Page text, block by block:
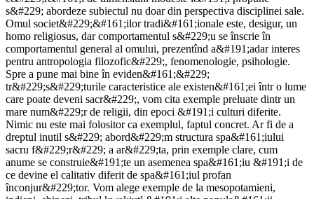
s&#229; abordeze subiectul nu doar din perspectiva disciplinei sale.
Omul societ&#229;&#161;ilor tradi&#161;ionale este, desigur, un
homo religiosus, dar comportamentul s&#229;u se înscrie în
comportamentul general al omului, prezentînd a&#191;adar interes
pentru antropologia filozofic&#229;, fenomenologie, psihologie.
Spre a pune mai bine în eviden&#161;&#229;
tr&#229;s&#229;turile caracteristice ale existen&#161;ei într o lume
care poate deveni sacr&#229;, vom cita exemple preluate dintr un
mare num&#229;r de religii, din epoci &#191;i culturi diferite.
Nimic nu este mai folositor ca exemplul, faptul concret. Ar fi de a
dreptul inutil s&#229; abord&#229;m structura spa&#161;iului
sacru f&#229;r&#229; a ar&#229;ta, prin exemple clare, cum
anume se construie&#191;te un asemenea spa&#161;iu &#191;i de
ce devine el calitativ diferit de spa&#161;iul profan
înconjur&#229;tor. Vom alege exemple de la mesopotamieni,